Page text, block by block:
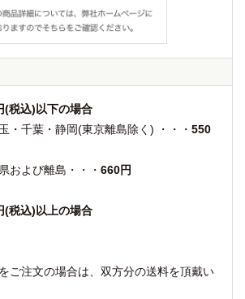
(税込)以下の場合
・千葉・静岡(東京離島除く) ・・・ 550
および離島・・・ 660円
(税込)以上の場合
ご注文の場合は、双方分の送料を頂戴い